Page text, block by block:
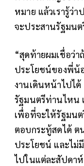
หมาย แล้วเรารู้ว่
จะประสานรัฐมน
“สุดท้ายผมเชื่อว่าถ้
ประโยชน์ของพี่น้
งานเดินหน้าไปได้
รัฐมนตรีท่านไหน
เพื่อที่จะให้รัฐมน
ตอบกระทู้สดได้ ต
ประโยชน์ และไม่
ไปในแต่ละสัปดาห์